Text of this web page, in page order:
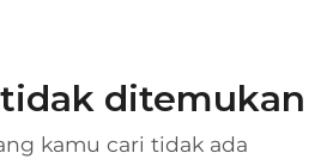
ditemukan
kamu cari tidak ada